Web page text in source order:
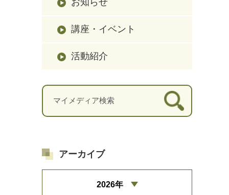
講座・イベント
活動紹介
アーカイブ
2026年